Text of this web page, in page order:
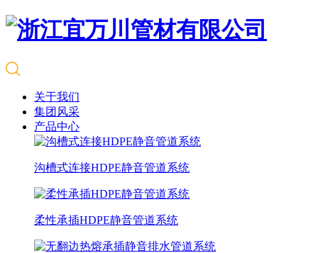
关于我们
集团风采
产品中心
沟槽式连接HDPE静音管道系统
柔性承插HDPE静音管道系统